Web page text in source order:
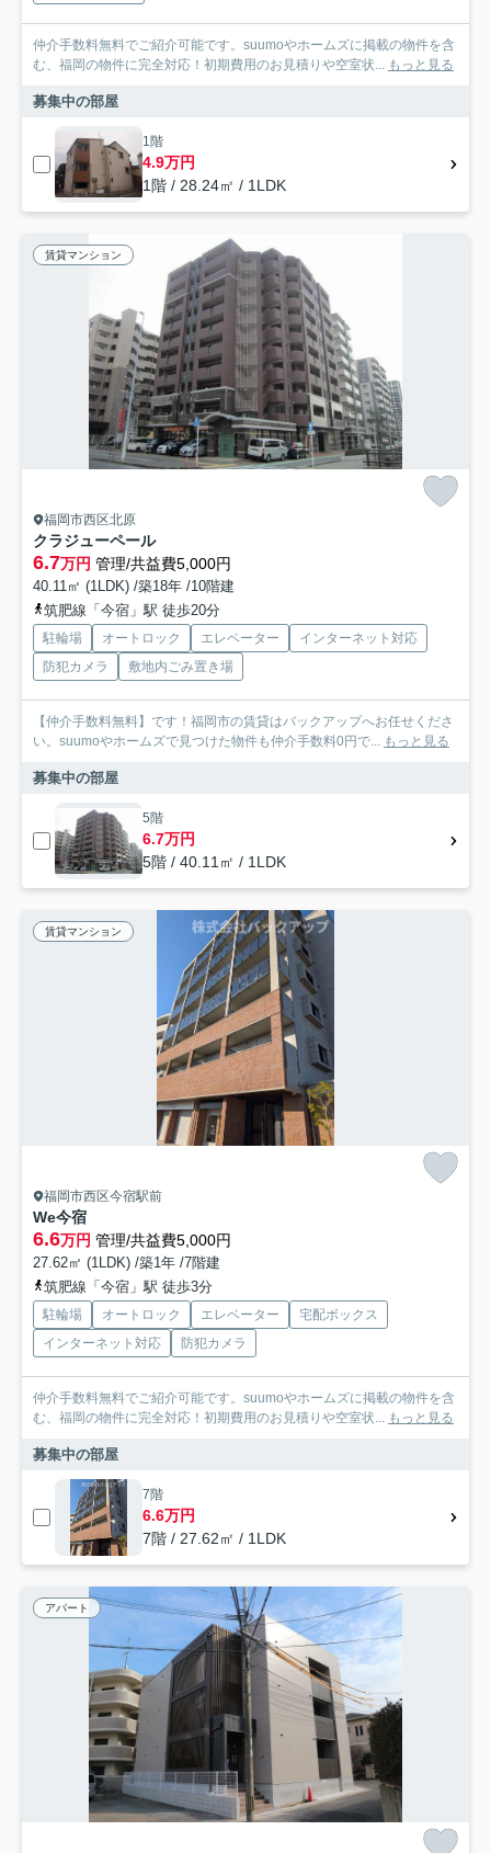
仲介手数料無料でご紹介可能です。suumoやホームズに掲載の物件を含
む、福岡の物件に完全対応！初期費用のお見積りや空室状... もっと見る
募集中の部屋
1階
4.9万円
1階 / 28.24㎡ / 1LDK
賃貸マンション
福岡市西区北原
クラジューペール
6.7万円 管理/共益費5,000円
40.11㎡ (1LDK) /築18年 /10階建
筑肥線「今宿」駅 徒歩20分
駐輪場 オートロック エレベーター
インターネット対応
防犯カメラ
敷地内ごみ置き場
【仲介手数料無料】です！福岡市の賃貸はバックアップへお任せくださ
い。suumoやホームズで見つけた物件も仲介手数料0円で... もっと見る
募集中の部屋
5階
6.7万円
5階 / 40.11㎡ / 1LDK
賃貸マンション
福岡市西区今宿駅前
We今宿
6.6万円 管理/共益費5,000円
27.62㎡ (1LDK) /築1年 /7階建
筑肥線「今宿」駅 徒歩3分
駐輪場 オートロック エレベーター
宅配ボックス
インターネット対応
防犯カメラ
仲介手数料無料でご紹介可能です。suumoやホームズに掲載の物件を含
む、福岡の物件に完全対応！初期費用のお見積りや空室状... もっと見る
募集中の部屋
7階
6.6万円
7階 / 27.62㎡ / 1LDK
アパート